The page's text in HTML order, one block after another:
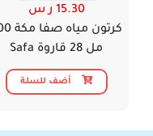
15.30 ر س
كرتون
مل 28 قاروة Safa
أضف للسلة